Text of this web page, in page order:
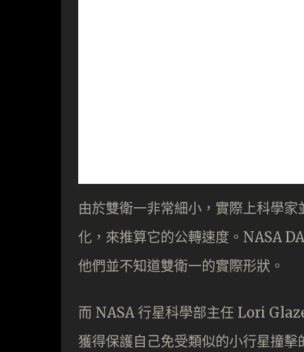
由於雙衛一非常細小，實際上科學
化，來推算它的公轉速度。NASA
他們並不知道雙衛一的實際形狀。
而 NASA 行星科學部主任 Lori
獲得保護自己免受類似的小行星撞擊